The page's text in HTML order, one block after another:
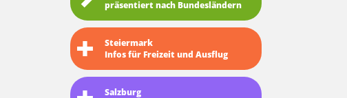
präsentiert nach Bundesländern
Steiermark
Infos für Freizeit und Ausflug
Salzburg